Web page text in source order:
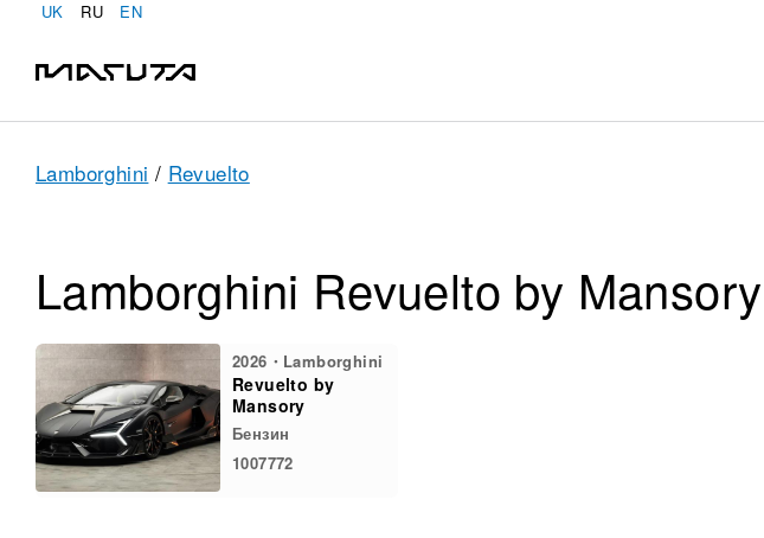
UK RU EN
Lamborghini / Revuelto
Lamborghini Revuelto by Mansory
2026・Lamborghini
Revuelto by
Mansory
Бензин
1007772